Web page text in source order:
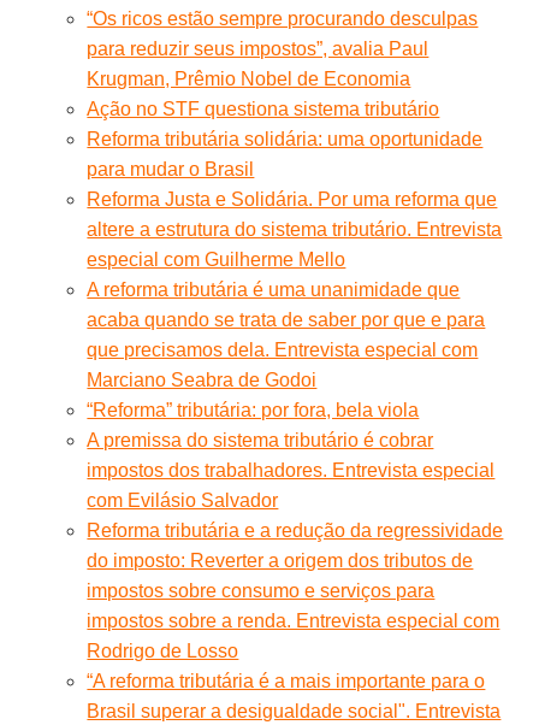
“Os ricos estão sempre procurando desculpas
para reduzir seus impostos”, avalia Paul
Krugman, Prêmio Nobel de Economia
Ação no STF questiona sistema tributário
Reforma tributária solidária: uma oportunidade
para mudar o Brasil
Reforma Justa e Solidária. Por uma reforma que
altere a estrutura do sistema tributário. Entrevista
especial com Guilherme Mello
A reforma tributária é uma unanimidade que
acaba quando se trata de saber por que e para
que precisamos dela. Entrevista especial com
Marciano Seabra de Godoi
“Reforma” tributária: por fora, bela viola
A premissa do sistema tributário é cobrar
impostos dos trabalhadores. Entrevista especial
com Evilásio Salvador
Reforma tributária e a redução da regressividade
do imposto: Reverter a origem dos tributos de
impostos sobre consumo e serviços para
impostos sobre a renda. Entrevista especial com
Rodrigo de Losso
“A reforma tributária é a mais importante para o
Brasil superar a desigualdade social". Entrevista